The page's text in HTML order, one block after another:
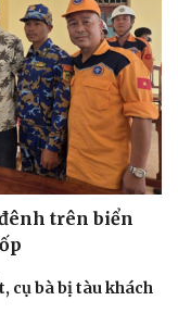
trên biển
cụ bà bị tàu khách